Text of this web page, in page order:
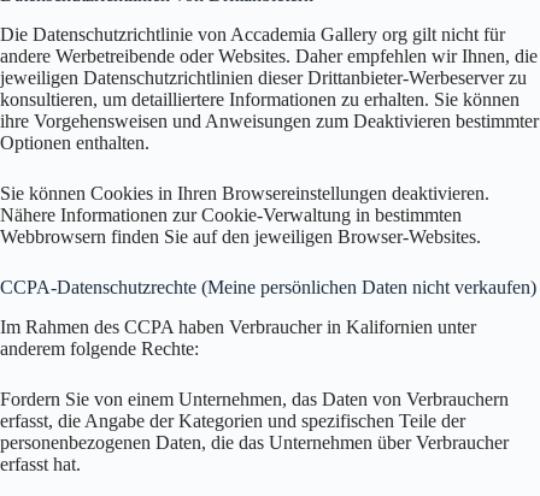
Die Datenschutzrichtlinie von Accademia Gallery org gilt nicht für
andere Werbetreibende oder Websites. Daher empfehlen wir Ihnen, die
jeweiligen Datenschutzrichtlinien dieser Drittanbieter-Werbeserver zu
konsultieren, um detailliertere Informationen zu erhalten. Sie können
ihre Vorgehensweisen und Anweisungen zum Deaktivieren bestimmter
Optionen enthalten.
Sie können Cookies in Ihren Browsereinstellungen deaktivieren.
Nähere Informationen zur Cookie-Verwaltung in bestimmten
Webbrowsern finden Sie auf den jeweiligen Browser-Websites.
CCPA-Datenschutzrechte (Meine persönlichen Daten nicht verkaufen)
Im Rahmen des CCPA haben Verbraucher in Kalifornien unter
anderem folgende Rechte:
Fordern Sie von einem Unternehmen, das Daten von Verbrauchern
erfasst, die Angabe der Kategorien und spezifischen Teile der
personenbezogenen Daten, die das Unternehmen über Verbraucher
erfasst hat.